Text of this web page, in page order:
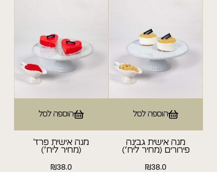
קישים
ללא תוספת סוכר
לחמי מחמצת וחלה
מנות אישיות
הוספה לסל
מנה אישית גבינה
פירורים (מחיר ליח׳)
₪38.0
הוספה לסל
מנה אישית פרז'
(מחיר ליח׳)
₪38.0